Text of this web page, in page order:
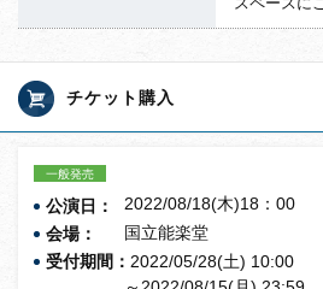
チケット購入
一般発売
公演日：
2022/08/18(木)18：00
会場：
国立能楽堂
受付期間： 2022/05/28(土) 10:00